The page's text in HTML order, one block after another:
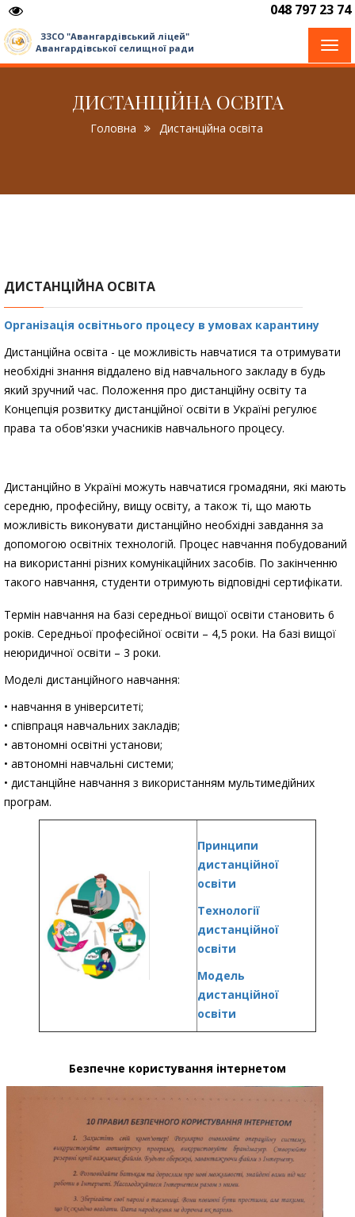
048 797 23 74
ЗЗСО "Авангардівський ліцей"
Авангардівської селищної ради
ДИСТАНЦІЙНА ОСВІТА
Головна Дистанційна освіта
ДИСТАНЦІЙНА ОСВІТА
Організація освітнього процесу в умовах карантину
Дистанційна освіта - це можливість навчатися та отримувати
необхідні знання віддалено від навчального закладу в будь
який зручний час. Положення про дистанційну освіту та
Концепція розвитку дистанційної освіти в Україні регулює
права та обов'язки учасників навчального процесу.
Дистанційно в Україні можуть навчатися громадяни, які мають
середню, професійну, вищу освіту, а також ті, що мають
можливість виконувати дистанційно необхідні завдання за
допомогою освітніх технологій. Процес навчання побудований
на використанні різних комунікаційних засобів. По закінченню
такого навчання, студенти отримують відповідні сертифікати.
Термін навчання на базі середньої вищої освіти становить 6
років. Середньої професійної освіти – 4,5 роки. На базі вищої
неюридичної освіти – 3 роки.
Моделі дистанційного навчання:
• навчання в університеті;
• співпраця навчальних закладів;
• автономні освітні установи;
• автономні навчальні системи;
• дистанційне навчання з використанням мультимедійних
програм.
Принципи
дистанційної
освіти
Технології
дистанційної
освіти
Модель
дистанційної
освіти
Безпечне користування інтернетом